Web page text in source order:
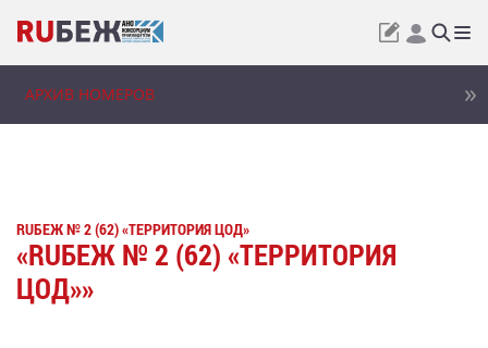
АРХИВ НОМЕРОВ
RUБЕЖ № 2 (62) «ТЕРРИТОРИЯ ЦОД»
«RUБЕЖ № 2 (62) «ТЕРРИТОРИЯ
ЦОД»»